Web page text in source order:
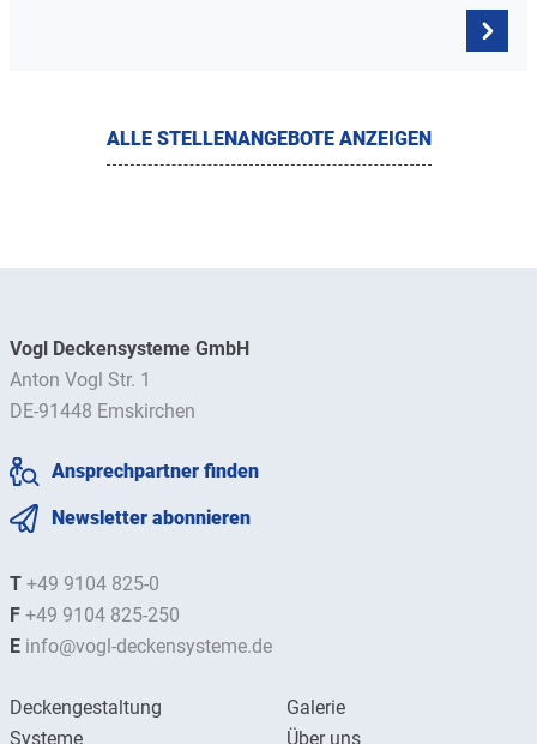
ALLE STELLENANGEBOTE ANZEIGEN
Vogl Deckensysteme GmbH
Anton Vogl Str. 1
DE-91448 Emskirchen
Ansprechpartner finden
Newsletter abonnieren
T +49 9104 825-0
F +49 9104 825-250
E info@vogl-deckensysteme.de
Deckengestaltung
Systeme
Galerie
Über uns